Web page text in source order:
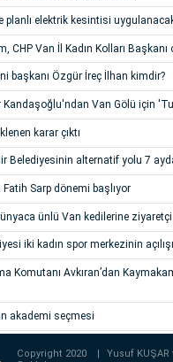
planlı elektrik kesintisi
CHP Van İl Kadın Kolları Başkanı
başkanı Özgür İreç İlhan kimdir?
Kandaşoğlu'ndan Van Gölü için
karar çıktı
Belediyesinin alternatif yolu 7
Sarp dönemi başlıyor
ünlü Van kedilerine ziyaretçi
iki kadın spor merkezinin
Komutanı Avkıran’dan
akademi seçmesi
Copyright 2020 Yusuf